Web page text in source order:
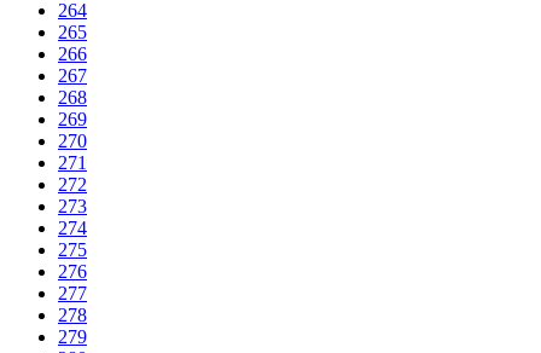
264
265
266
267
268
269
270
271
272
273
274
275
276
277
278
279